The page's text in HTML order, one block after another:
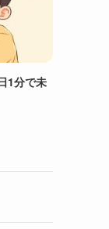
1分で未